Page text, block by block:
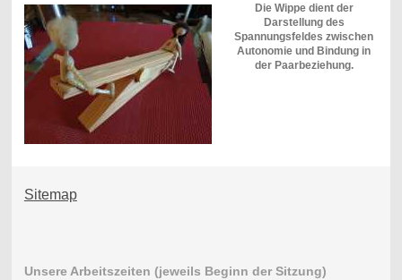
Die Wippe dient der
Darstellung des
Spannungsfeldes zwischen
Autonomie und Bindung in
der Paarbeziehung.
Sitemap
Unsere Arbeitszeiten (jeweils Beginn der Sitzung)